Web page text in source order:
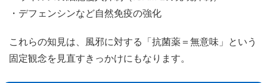
・デフェンシンなど自然免疫の強化
これらの知見は、風邪に対する「抗菌薬＝無意味」という
固定観念を見直すきっかけにもなります。